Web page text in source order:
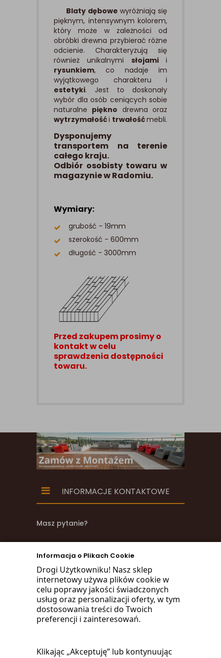
Informacja o Plikach Cookie
Drogi Użytkowniku! Nasz sklep
internetowy używa plików cookie w
celu poprawy jakości świadczonych
usług oraz personalizacji oferty, w tym
dostosowania treści do Twoich
preferencji i zainteresowań.
Klikając „Akceptuję” lub kontynuując
Blaty dębowe wyróżniają się
pięknym, intensywnym kolorem,
który może w zależności od
obróbki drewna przybierać różne
odcienie. Charakteryzują się
również unikalnymi słojami i
rysunkiem, co nadaje im
wyjątkowego charakteru i
estetyki. Jest to doskonały
wybór dla osób ceniących sobie
naturalne piękno drewna oraz
wytrzymałośći trwałośćmebli.
Dysponujemy
transportem na terenie
całego kraju.
Odbiór osobisty towaru w
magazynie w Radomiu.
Wymiary:
grubość - 19mm
szerokość - 600mm
długość - 3000mm
Przed zakupem prosimy o
kontakt w celu
sprawdzenia dostępności
towaru.
INFORMACJE KONTAKTOWE
Masz pytanie?
zadzwoń
668 470 038
660 072 042
lub napisz:
biuro@woodmarket.pl